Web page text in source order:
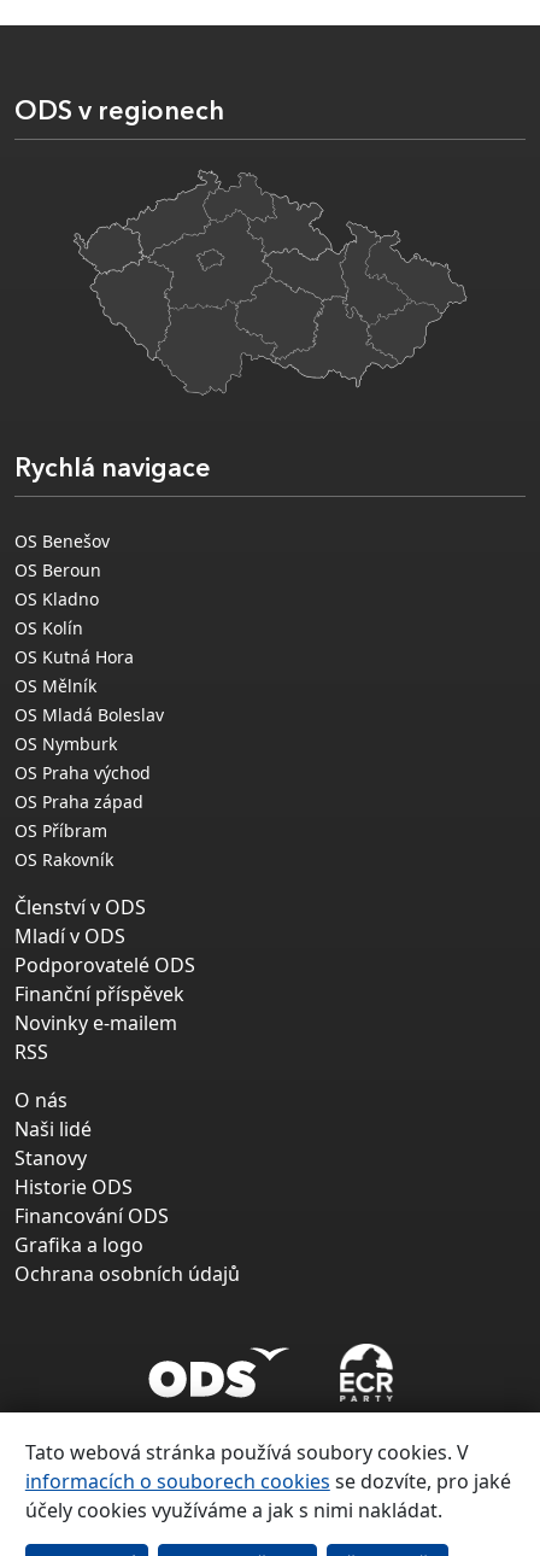
ODS v regionech
Rychlá navigace
OS Benešov
OS Beroun
OS Kladno
OS Kolín
OS Kutná Hora
OS Mělník
OS Mladá Boleslav
OS Nymburk
OS Praha východ
OS Praha západ
OS Příbram
OS Rakovník
Členství v ODS
Mladí v ODS
Podporovatelé ODS
Finanční příspěvek
Novinky e-mailem
RSS
O nás
Naši lidé
Stanovy
Historie ODS
Financování ODS
Grafika a logo
Ochrana osobních údajů
Copyright ©
Tato webová stránka používá soubory cookies. V
informacích o souborech cookies se dozvíte, pro jaké
účely cookies využíváme a jak s nimi nakládat.